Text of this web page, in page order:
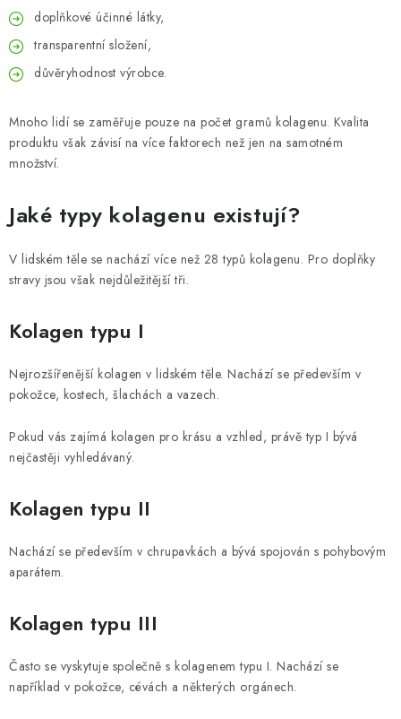
doplňkové účinné látky,
transparentní složení,
důvěryhodnost výrobce.
Mnoho lidí se zaměřuje pouze na počet gramů kolagenu. Kvalita
produktu však závisí na více faktorech než jen na samotném
množství.
Jaké typy kolagenu existují?
V lidském těle se nachází více než 28 typů kolagenu. Pro doplňky
stravy jsou však nejdůležitější tři.
Kolagen typu I
Nejrozšířenější kolagen v lidském těle. Nachází se především v
pokožce, kostech, šlachách a vazech.
Pokud vás zajímá kolagen pro krásu a vzhled, právě typ I bývá
nejčastěji vyhledávaný.
Kolagen typu II
Nachází se především v chrupavkách a bývá spojován s pohybovým
aparátem.
Kolagen typu III
Často se vyskytuje společně s kolagenem typu I. Nachází se
například v pokožce, cévách a některých orgánech.